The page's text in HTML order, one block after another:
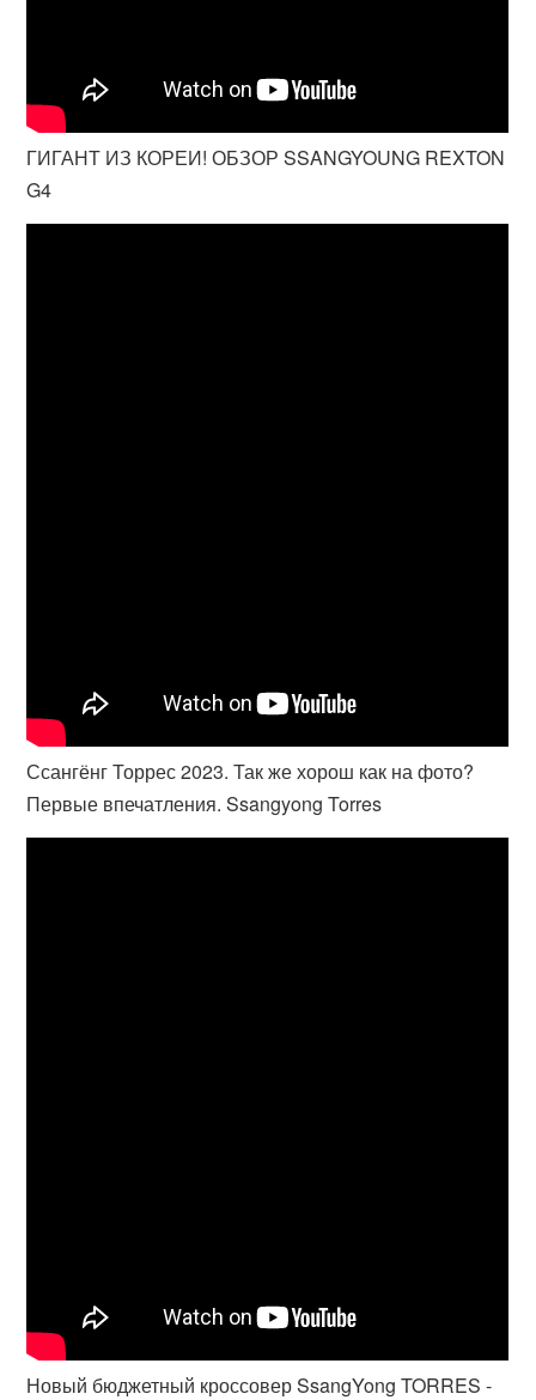
ГИГАНТ ИЗ КОРЕИ! ОБЗОР SSANGYOUNG REXTON
G4
Ссангёнг Торрес 2023. Так же хорош как на фото?
Первые впечатления. Ssangyong Torres
Новый бюджетный кроссовер SsangYong TORRES -